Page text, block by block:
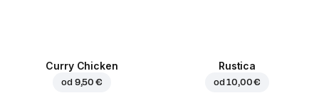
Curry Chicken
od 9,50 €
Rustica
od10,00 €